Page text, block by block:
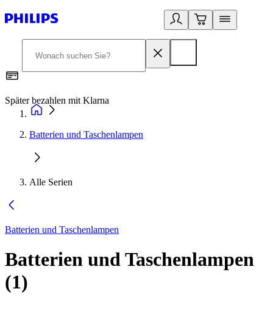
Später bezahlen mit Klarna
Batterien und Taschenlampen
Alle Serien
Batterien und Taschenlampen
Batterien und Taschenlampen
(1)